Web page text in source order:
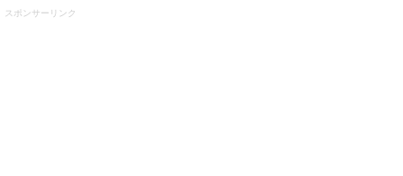
スポンサーリンク